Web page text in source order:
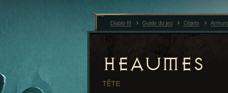
HEAUMES
TÊTE
Diablo III Guide du jeu Objets Armure